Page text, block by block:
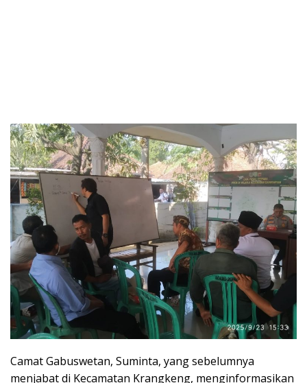
Camat Gabuswetan, Suminta, yang sebelumnya
menjabat di Kecamatan Krangkeng, menginformasikan